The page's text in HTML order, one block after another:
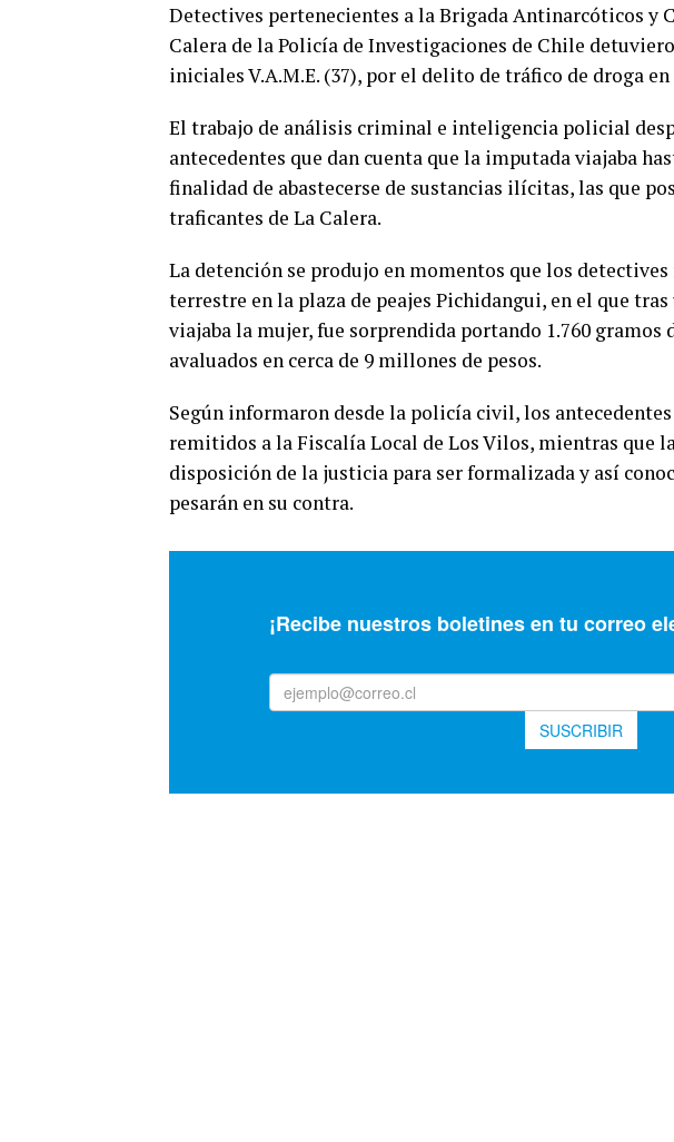
Detectives pertenecientes a la Brigada Antinarcóticos y
Calera de la Policía de Investigaciones de Chile
iniciales V.A.M.E. (37), por el delito de tráfico de droga
El trabajo de análisis criminal e inteligencia policial
antecedentes que dan cuenta que la imputada viajaba
finalidad de abastecerse de sustancias ilícitas, las que
traficantes de La Calera.
La detención se produjo en momentos que los
terrestre en la plaza de peajes Pichidangui, en el que
viajaba la mujer, fue sorprendida portando 1.760 gramos
avaluados en cerca de 9 millones de pesos.
Según informaron desde la policía civil, los
remitidos a la Fiscalía Local de Los Vilos, mientras que
disposición de la justicia para ser formalizada y así
pesarán en su contra.